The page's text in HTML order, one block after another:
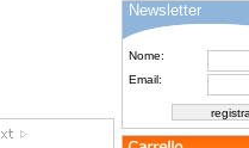
Newsletter
Nome:
Email: